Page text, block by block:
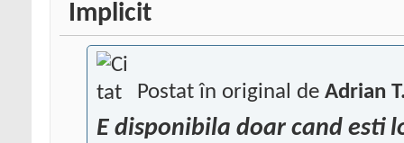
Postat în original de Adrian
E disponibila doar cand esti